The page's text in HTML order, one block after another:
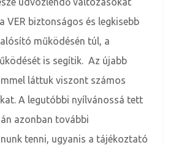
VER biztonságos és legkisebb
működésén túl, a
is segítik. Az újabb
láttuk viszont számos
A legutóbbi nyílvánossá tett
azonban további
tenni, ugyanis a tájékoztató